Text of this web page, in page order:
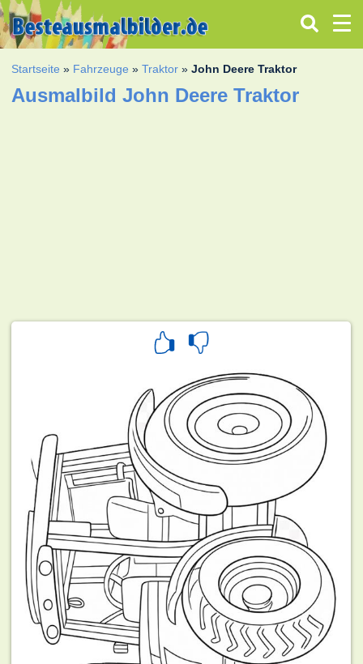
Startseite » Fahrzeuge »Traktor »John Deere Traktor
Ausmalbild John Deere Traktor